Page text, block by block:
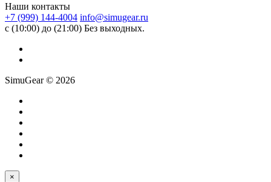
Наши контакты
+7 (999) 144-4004 info@simugear.ru
с (10:00) до (21:00) Без выходных.
SimuGear © 2026
×